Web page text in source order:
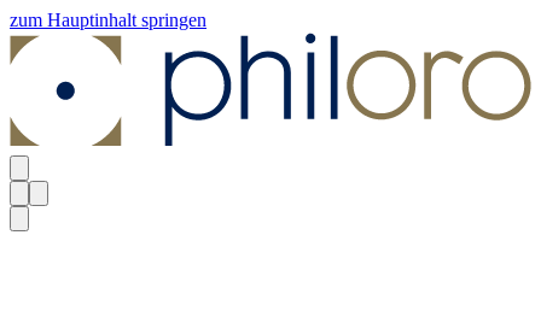
zum Hauptinhalt springen